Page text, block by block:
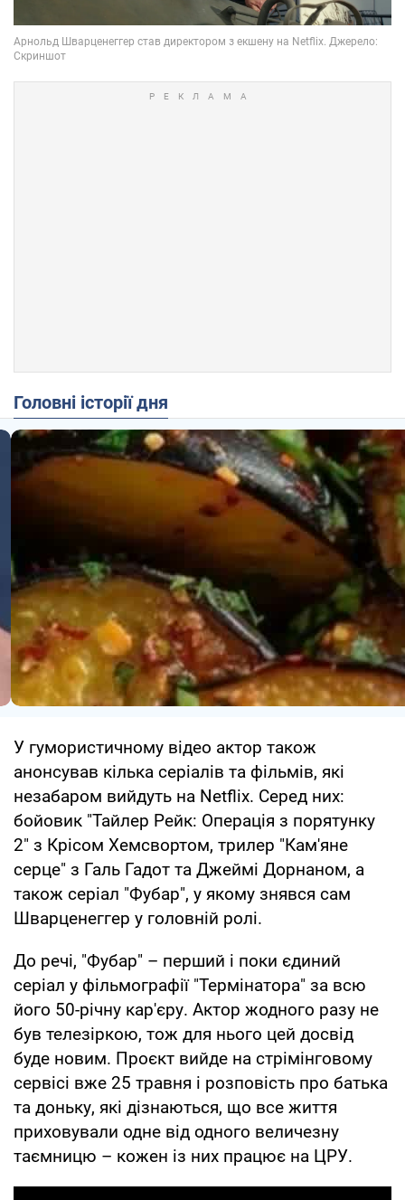
Головні історії дня
У гумористичному відео актор також
анонсував кілька серіалів та фільмів, які
незабаром вийдуть на Netflix. Серед них:
бойовик "Тайлер Рейк: Операція з порятунку
2" з Крісом Хемсвортом, трилер "Кам'яне
серце" з Галь Гадот та Джеймі Дорнаном, а
також серіал "Фубар", у якому знявся сам
Шварценеггер у головній ролі.
До речі, "Фубар" – перший і поки єдиний
серіал у фільмографії "Термінатора" за всю
його 50-річну кар'єру. Актор жодного разу не
був телезіркою, тож для нього цей досвід
буде новим. Проєкт вийде на стрімінговому
сервісі вже 25 травня і розповість про батька
та доньку, які дізнаються, що все життя
приховували одне від одного величезну
таємницю – кожен із них працює на ЦРУ.